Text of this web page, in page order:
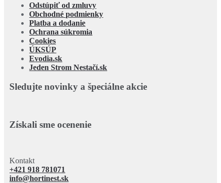
Odstúpiť od zmluvy
Obchodné podmienky
Platba a dodanie
Ochrana súkromia
Cookies
ÚKSÚP
Evodia.sk
Jeden Strom Nestačí.sk
Sledujte novinky a špeciálne akcie
Získali sme ocenenie
Kontakt
+421 918 781071
info@hortinest.sk